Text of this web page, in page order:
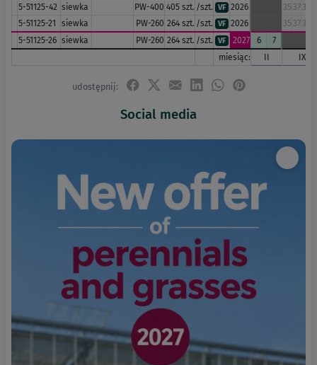
5-51125-42 siewka PW-400 405 szt. /szt. VF 2026 35 37 38
5-51125-21
siewka PW-260 264 szt. /szt. VF 2026 35 37 38
5-51125-26 siewka PW-260 264 szt. /szt. VF 2027 6
7
miesiąc:
II IX
udostępnij:
Social media